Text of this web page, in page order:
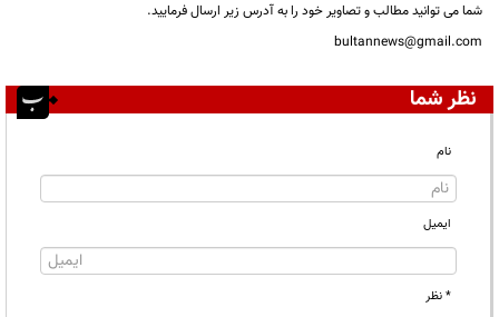
شما می توانید مطالب و تصاویر خود را به آدرس زیر ارسال فرمایید.
bultannews@gmail.com
نظر شما
نام
ایمیل
* نظر